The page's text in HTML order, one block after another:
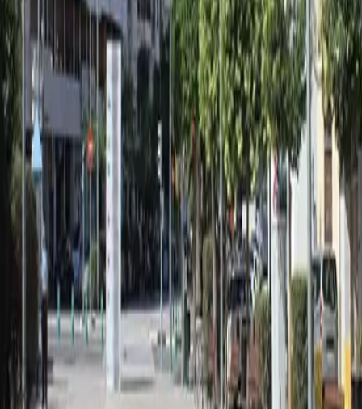
Ubicación
Plaza de la Concepción
Pl. Concepción
46870 Ontinyent
Plaça de Baix, 30 · 46870 Ontinyent – Valencia – España
96 238 02 52